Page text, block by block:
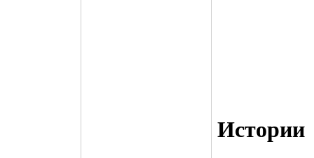
Истории